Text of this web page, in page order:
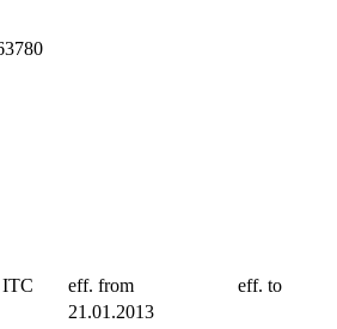
ITC eff. from
eff. to
21.01.2013